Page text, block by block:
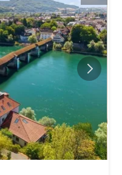
et la combinaison
confort de vie
de vie élégante, avec
d’espace unique.
rénové avec des
en parfait état. La
de qualité et
un potentiel